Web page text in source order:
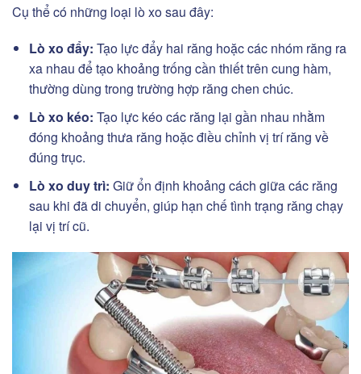
Cụ thể có những loại lò xo sau đây:
Lò xo đẩy: Tạo lực đẩy hai răng hoặc các nhóm răng ra
xa nhau để tạo khoảng trống cần thiết trên cung hàm,
thường dùng trong trường hợp răng chen chúc.
Lò xo kéo: Tạo lực kéo các răng lại gần nhau nhằm
đóng khoảng thưa răng hoặc điều chỉnh vị trí răng về
đúng trục.
Lò xo duy trì: Giữ ổn định khoảng cách giữa các răng
sau khi đã di chuyển, giúp hạn chế tình trạng răng chạy
lại vị trí cũ.